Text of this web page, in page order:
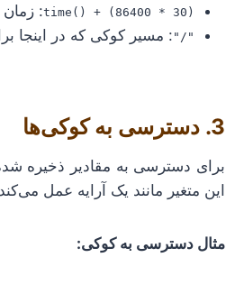
time() + (86400 * 30): زمان انقضا
"/" : مسیر کوکی که در اینجا
3. دسترسی به کوکی‌ها
برای دسترسی به مقادیر ذخیره
این متغیر مانند یک آرایه عمل
مثال دسترسی به کوکی: